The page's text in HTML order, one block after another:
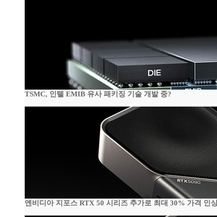
TSMC, 인텔 EMIB 유사 패키징 기술 개발 중?
엔비디아 지포스 RTX 50 시리즈 추가로 최대 30% 가격 인